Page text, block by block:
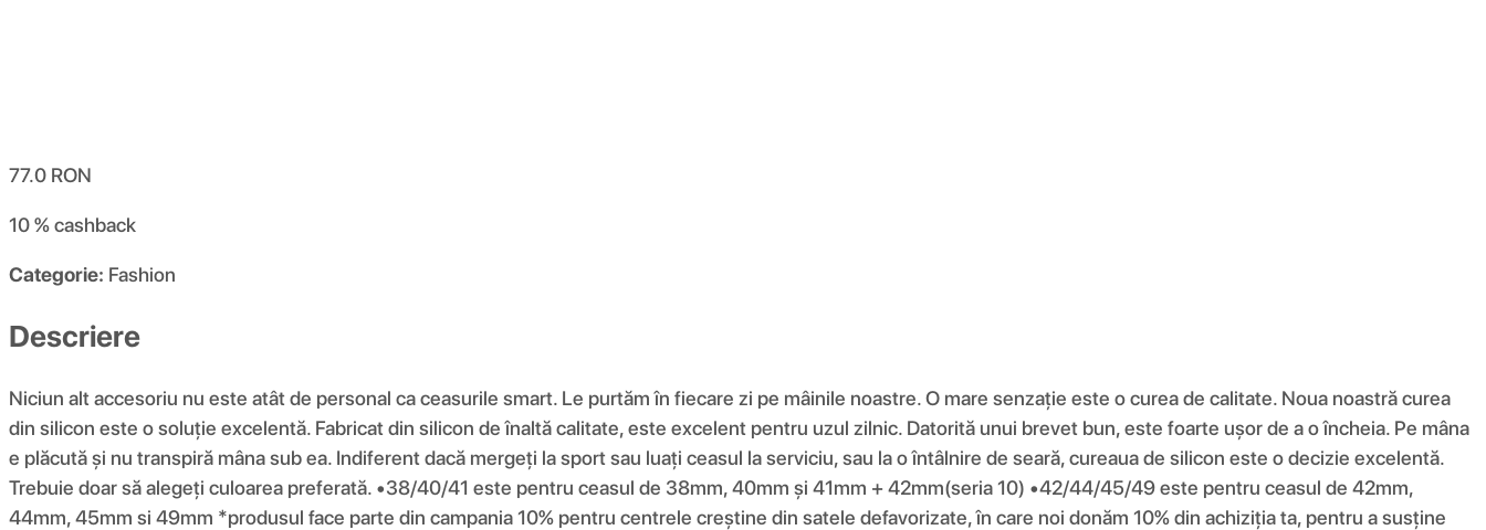
77.0 RON
10 %cashback
Categorie: Fashion
Descriere
Niciun alt accesoriu nu este atât de personal ca ceasurile smart. Le purtăm în fiecare zi pe mâinile noastre. O mare senzație este o curea de calitate. Noua noastră curea
din silicon este o soluție excelentă. Fabricat din silicon de înaltă calitate, este excelent pentru uzul zilnic. Datorită unui brevet bun, este foarte ușor de a o încheia. Pe mâna
e plăcută și nu transpiră mâna sub ea. Indiferent dacă mergeți la sport sau luați ceasul la serviciu, sau la o întâlnire de seară, cureaua de silicon este o decizie excelentă.
Trebuie doar să alegeți culoarea preferată. •38/40/41 este pentru ceasul de 38mm, 40mm și 41mm + 42mm(seria 10) •42/44/45/49 este pentru ceasul de 42mm,
44mm, 45mm si 49mm *produsul face parte din campania 10% pentru centrele creștine din satele defavorizate, în care noi donăm 10% din achiziția ta, pentru a susține